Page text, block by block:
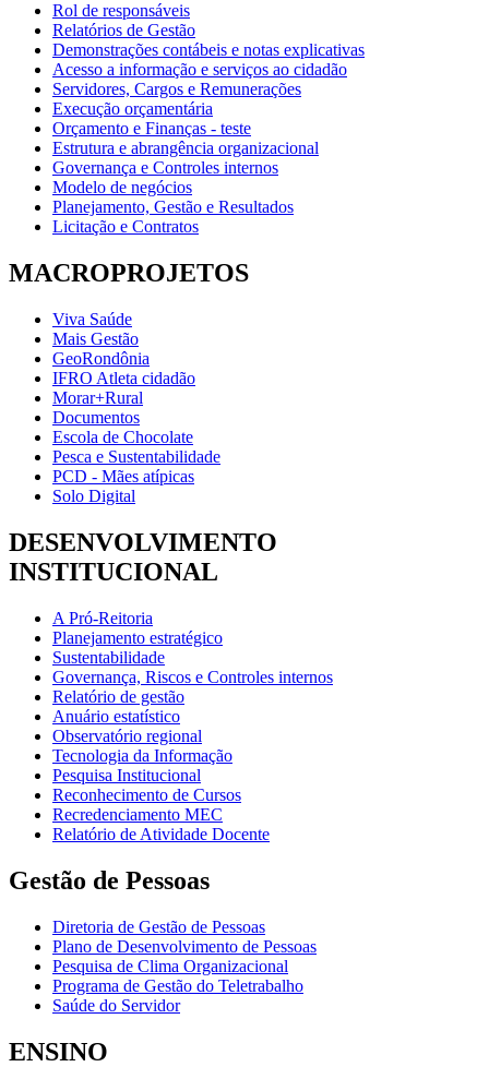
Rol de responsáveis
Relatórios de Gestão
Demonstrações contábeis e notas explicativas
Acesso a informação e serviços ao cidadão
Servidores, Cargos e Remunerações
Execução orçamentária
Orçamento e Finanças - teste
Estrutura e abrangência organizacional
Governança e Controles internos
Modelo de negócios
Planejamento, Gestão e Resultados
Licitação e Contratos
MACROPROJETOS
Viva Saúde
Mais Gestão
GeoRondônia
IFRO Atleta cidadão
Morar+Rural
Documentos
Escola de Chocolate
Pesca e Sustentabilidade
PCD - Mães atípicas
Solo Digital
DESENVOLVIMENTO
INSTITUCIONAL
A Pró-Reitoria
Planejamento estratégico
Sustentabilidade
Governança, Riscos e Controles internos
Relatório de gestão
Anuário estatístico
Observatório regional
Tecnologia da Informação
Pesquisa Institucional
Reconhecimento de Cursos
Recredenciamento MEC
Relatório de Atividade Docente
Gestão de Pessoas
Diretoria de Gestão de Pessoas
Plano de Desenvolvimento de Pessoas
Pesquisa de Clima Organizacional
Programa de Gestão do Teletrabalho
Saúde do Servidor
ENSINO